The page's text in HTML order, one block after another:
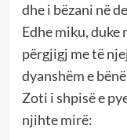
dhe i bëzani në
Edhe miku, duke
përgjigj me të
dyanshëm e
Zoti i shpisë e
njihte mirë: